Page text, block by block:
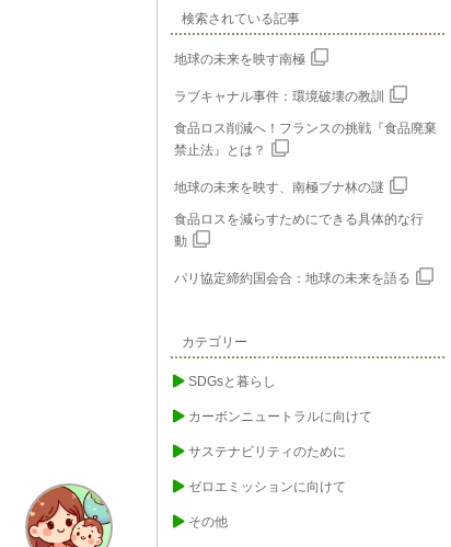
検索されている記事
地球の未来を映す南極
ラブキャナル事件：環境破壊の教訓
食品ロス削減へ！フランスの挑戦『食品廃棄
禁止法』とは？
地球の未来を映す、南極ブナ林の謎
食品ロスを減らすためにできる具体的な行
動
パリ協定締約国会合：地球の未来を語る
カテゴリー
SDGsと暮らし
カーボンニュートラルに向けて
サステナビリティのために
ゼロエミッションに向けて
その他